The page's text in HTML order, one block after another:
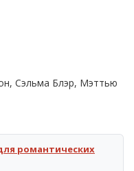
Сэльма Блэр, Мэттью
романтических